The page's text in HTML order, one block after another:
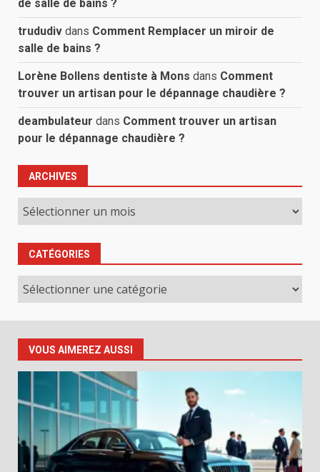
de salle de bains ?
trududiv dans Comment Remplacer un miroir de
salle de bains ?
Lorène Bollens dentiste à Mons dans Comment
trouver un artisan pour le dépannage chaudière ?
deambulateur dans Comment trouver un artisan
pour le dépannage chaudière ?
ARCHIVES
Archives
CATÉGORIES
Catégories
VOUS AIMEREZ AUSSI